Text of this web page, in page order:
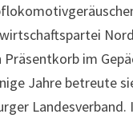
im
Jahre betreute
Landesverband.